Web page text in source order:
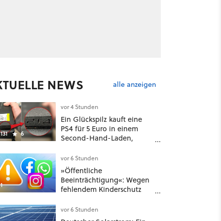
NEWS alle anzeigen
6
vor 4 Stunden
Ein Glückspilz kauft eine
PS4 für 5 Euro in einem
Second-Hand-Laden,
schon hat er seine erste
funktionierende PlayStation
[Best of GameStar]
vor 6 Stunden
»Öffentliche
Beeinträchtigung«: Wegen
fehlendem Kinderschutz
567 Millionen US-Dollar
zahlen
vor 6 Stunden